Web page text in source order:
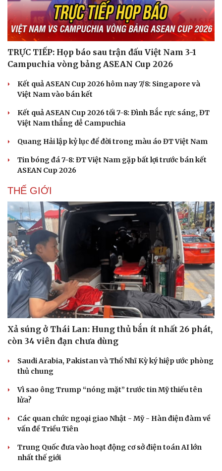
TRỰC TIẾP: Họp báo sau trận đấu Việt Nam 3-1
Campuchia vòng bảng ASEAN Cup 2026
Kết quả ASEAN Cup 2026 hôm nay 7/8: Singapore và
Việt Nam vào bán kết
Kết quả ASEAN Cup 2026 tối 7-8: Đình Bắc rực sáng, ĐT
Việt Nam thắng dễ Campuchia
Quang Hải lập kỷ lục để đời trong màu áo ĐT Việt Nam
Tin bóng đá 7-8: ĐT Việt Nam gặp bất lợi trước bán kết
ASEAN Cup 2026
THẾ GIỚI
Xả súng ở Thái Lan: Hung thủ bắn ít nhất 26 phát,
còn 34 viên đạn chưa dùng
Saudi Arabia, Pakistan và Thổ Nhĩ Kỳ ký hiệp ước phòng
thủ chung
Vì sao ông Trump “nóng mặt” trước tin Mỹ thiếu tên
lửa?
Các quan chức ngoại giao Nhật - Mỹ - Hàn điện đàm về
vấn đề Triều Tiên
Trung Quốc đưa vào hoạt động cơ sở điện toán AI lớn
nhất thế giới